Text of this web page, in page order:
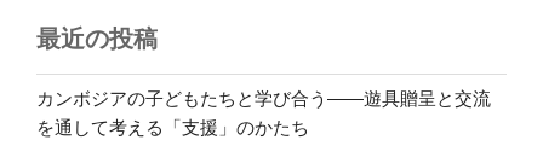
最近の投稿
カンボジアの子どもたちと学び合う――遊具贈呈と交流
を通して考える「支援」のかたち